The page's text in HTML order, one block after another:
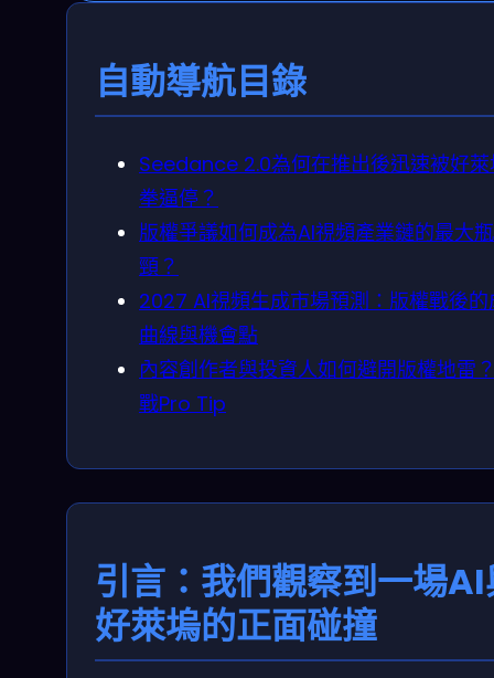
自動導航目錄
Seedance 2.0為何在推出後迅速被好
拳逼停？
版權爭議如何成為AI視頻產業鏈的最大瓶
頸？
2027 AI視頻生成市場預測：版權戰後的
曲線與機會點
內容創作者與投資人如何避開版權地雷
戰Pro Tip
引言：我們觀察到一場
好萊塢的正面碰撞